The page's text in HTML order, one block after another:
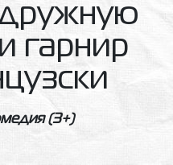
гарнир
(3+)